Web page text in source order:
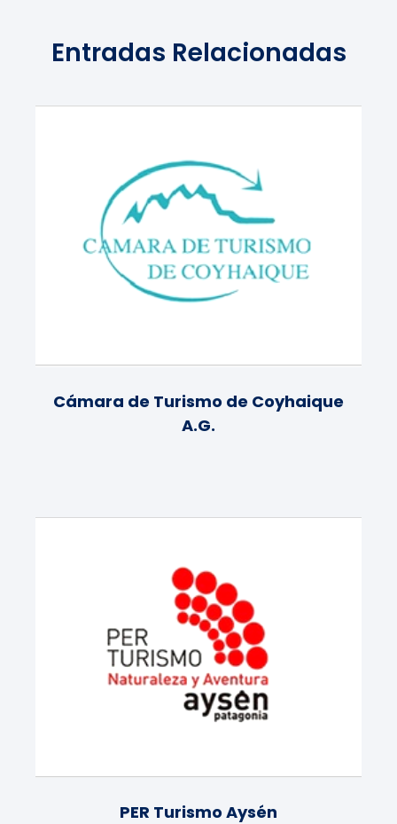
Entradas Relacionadas
Cámara de Turismo de Coyhaique
A.G.
PER Turismo Aysén